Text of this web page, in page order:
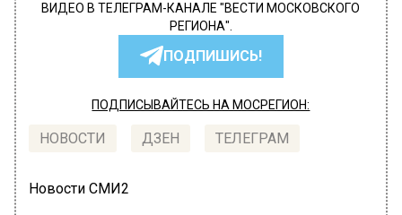
ВИДЕО В ТЕЛЕГРАМ-КАНАЛЕ "ВЕСТИ МОСКОВСКОГО
РЕГИОНА".
ПОДПИШИСЬ!
ПОДПИСЫВАЙТЕСЬ НА МОСРЕГИОН:
НОВОСТИ ДЗЕН ТЕЛЕГРАМ
Новости СМИ2